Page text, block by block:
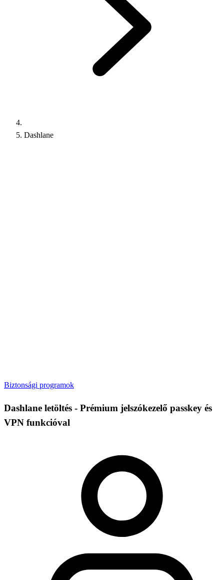
Dashlane
Biztonsági programok
Dashlane letöltés - Prémium jelszókezelő passkey és
VPN funkcióval